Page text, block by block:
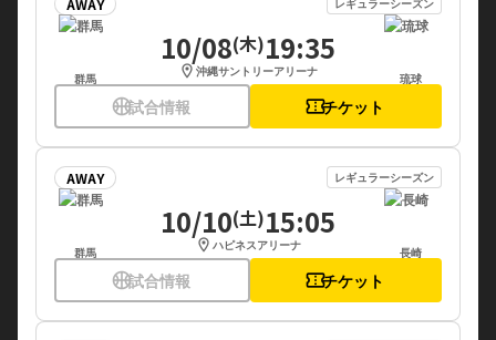
AWAY レギュラーシーズン
群馬
10/08(木)19:35
location_on 沖縄サントリーアリーナ 琉球
sports_basketball試合情報 confirmation_numberチケット
AWAY レギュラーシーズン
群馬
10/10(土)15:05
location_on ハピネスアリーナ 長崎
sports_basketball試合情報 confirmation_numberチケット